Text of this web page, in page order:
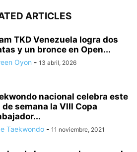
ARTICLES
TKD Venezuela logra dos
y un bronce en Open...
Oyon - 13 abril, 2026
nacional celebra este
semana la VIII Copa
Taekwondo - 11 noviembre, 2021